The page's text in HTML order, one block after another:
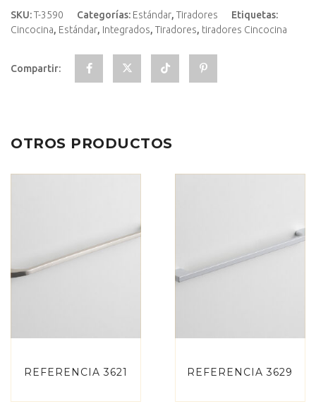
SKU:T-3590 Categorías: Estándar, Tiradores
Etiquetas:
Cincocina, Estándar, Integrados, Tiradores, tiradores Cincocina
Compartir:
OTROS PRODUCTOS
REFERENCIA 3621 REFERENCIA 3629